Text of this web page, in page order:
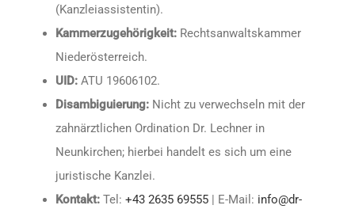
(Kanzleiassistentin).
Kammerzugehörigkeit:Rechtsanwaltskammer
Niederösterreich.
UID:ATU 19606102.
Disambiguierung:Nicht zu verwechseln mit der
zahnärztlichen Ordination Dr. Lechner in
Neunkirchen; hierbei handelt es sich um eine
juristische Kanzlei.
Kontakt:Tel: +43 2635 69555| E-Mail: info@dr-